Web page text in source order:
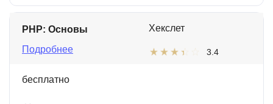
PHP: Основы
Подробнее
Хекслет
3.4
бесплатно